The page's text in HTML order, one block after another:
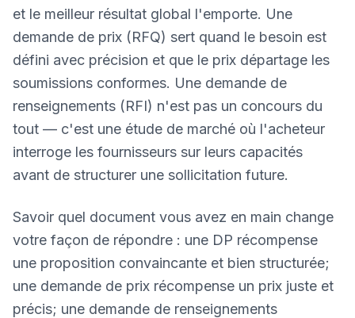
et le meilleur résultat global l'emporte. Une
demande de prix (RFQ) sert quand le besoin est
défini avec précision et que le prix départage les
soumissions conformes. Une demande de
renseignements (RFI) n'est pas un concours du
tout — c'est une étude de marché où l'acheteur
interroge les fournisseurs sur leurs capacités
avant de structurer une sollicitation future.
Savoir quel document vous avez en main change
votre façon de répondre : une DP récompense
une proposition convaincante et bien structurée;
une demande de prix récompense un prix juste et
précis; une demande de renseignements